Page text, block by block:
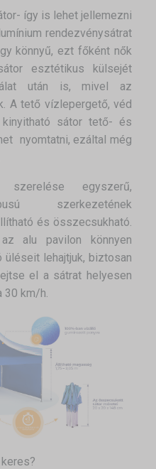
így is lehet jellemezni
rendezvénysátrat
könnyű, ezt főként nők
esztétikus külsejét
után is, mivel az
A tető vízlepergető, véd
sátor tető- és
nyomtatni, ezáltal még
egyszerű,
szerkezetének
és összecsukható.
alu pavilon könnyen
üléseit lehajtjuk, biztosan
el a sátrat helyesen
km/h.